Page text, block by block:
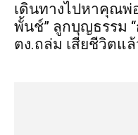
เดินทางไปหาคุณพ่
พั้นช์” ลูกบุญธรรม
ตง.ถล่ม เสียชีวิตแล้